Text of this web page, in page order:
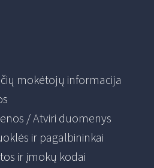
mokėtojų informacija
/ Atviri duomenys
ir pagalbininkai
ir įmokų kodai